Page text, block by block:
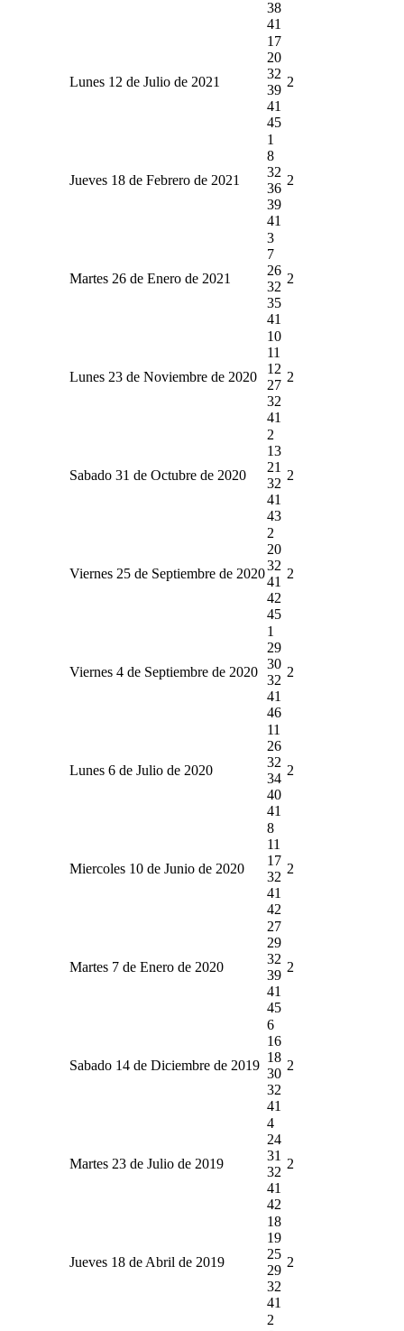
38
41
Lunes 12 de Julio de 2021
17
20
32
39
41
45
2
Jueves 18 de Febrero de 2021
1
8
32
36
39
41
2
Martes 26 de Enero de 2021
3
7
26
32
35
41
2
Lunes 23 de Noviembre de 2020
10
11
12
27
32
41
2
Sabado 31 de Octubre de 2020
2
13
21
32
41
43
2
Viernes 25 de Septiembre de 2020
2
20
32
41
42
45
2
Viernes 4 de Septiembre de 2020
1
29
30
32
41
46
2
Lunes 6 de Julio de 2020
11
26
32
34
40
41
2
Miercoles 10 de Junio de 2020
8
11
17
32
41
42
2
Martes 7 de Enero de 2020
27
29
32
39
41
45
2
Sabado 14 de Diciembre de 2019
6
16
18
30
32
41
2
Martes 23 de Julio de 2019
4
24
31
32
41
42
2
Jueves 18 de Abril de 2019
18
19
25
29
32
41
2
2